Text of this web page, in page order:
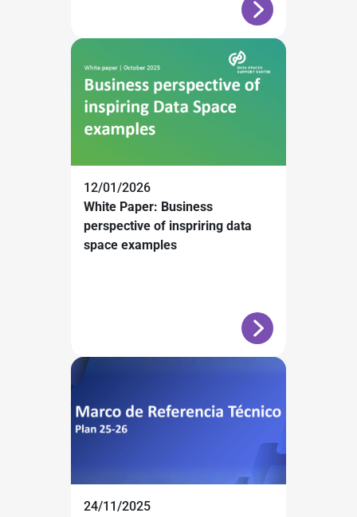
12/01/2026
White Paper: Business
perspective of inspriring data
space examples
24/11/2025